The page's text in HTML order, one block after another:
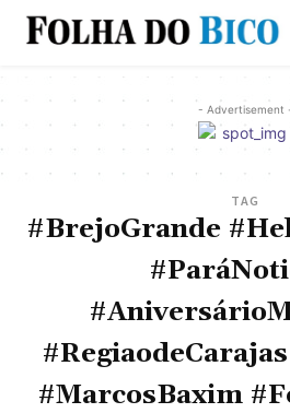
- Advertisement
TAG
#BrejoGrande
#MarcosBaxim